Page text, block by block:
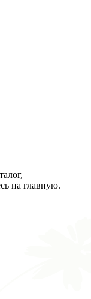
на главную.